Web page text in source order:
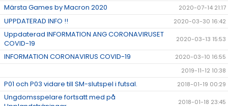
Märsta Games by Macron 2020 2020-07-14 21:17
UPPDATERAD INFO !! 2020-03-30 16:42
Uppdaterad INFORMATION ANG CORONAVIRUSET
COVID-19
2020-03-13 15:53
INFORMATION CORONAVIRUS COVID-19
2020-03-10 16:55
2019-11-12 10:38
P01 och P03 vidare till SM-slutspel i futsal. 2018-01-19 00:29
Ungdomsspelare fortsatt med på
2018-01-18 23:45